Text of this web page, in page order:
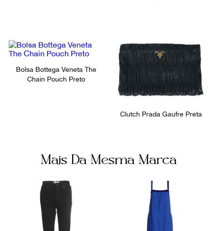
Ocasião
Bolsa Bottega Veneta The
Chain Pouch Preto
Clutch Prada Gaufre Preta
Mais Da Mesma Marca